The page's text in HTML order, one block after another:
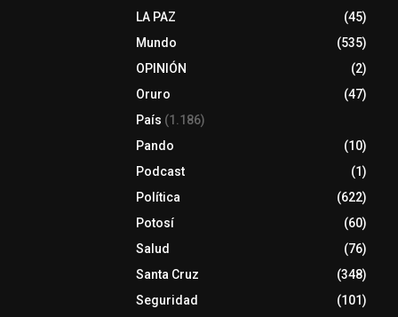
LA PAZ
(45)
Mundo
(535)
OPINIÓN
(2)
Oruro
(47)
País (1.186)
Pando
(10)
Podcast
(1)
Política
(622)
Potosí
(60)
Salud
(76)
Santa Cruz
(348)
Seguridad
(101)